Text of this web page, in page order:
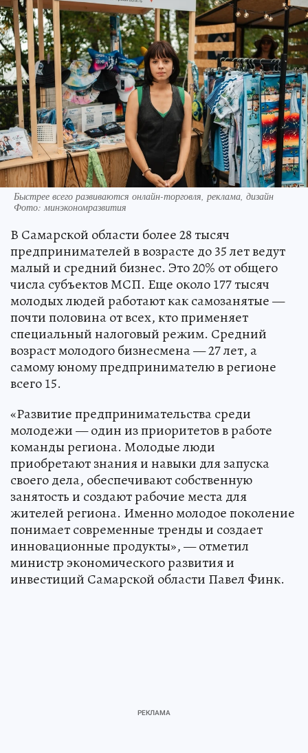
Быстрее всего развиваются онлайн-торговля, реклама, дизайн
Фото: минэкономразвития
В Самарской области более 28 тысяч
предпринимателей в возрасте до 35 лет ведут
малый и средний бизнес. Это 20% от общего
числа субъектов МСП. Еще около 177 тысяч
молодых людей работают как самозанятые —
почти половина от всех, кто применяет
специальный налоговый режим. Средний
возраст молодого бизнесмена — 27 лет, а
самому юному предпринимателю в регионе
всего 15.
«Развитие предпринимательства среди
молодежи — один из приоритетов в работе
команды региона. Молодые люди
приобретают знания и навыки для запуска
своего дела, обеспечивают собственную
занятость и создают рабочие места для
жителей региона. Именно молодое поколение
понимает современные тренды и создает
инновационные продукты», — отметил
министр экономического развития и
инвестиций Самарской области Павел Финк.